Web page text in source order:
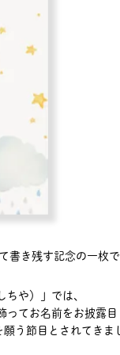
書き残す記念の一枚で
ちや）」では、
ってお名前をお披露目
う節目とされてきま